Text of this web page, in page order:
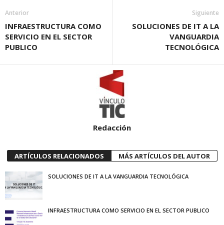
Anterior
INFRAESTRUCTURA COMO
SERVICIO EN EL SECTOR
PUBLICO
Siguiente
SOLUCIONES DE IT A LA
VANGUARDIA
TECNOLÓGICA
Redacción
ARTÍCULOS RELACIONADOS MÁS ARTÍCULOS DEL AUTOR
SOLUCIONES DE IT A LA VANGUARDIA TECNOLÓGICA
INFRAESTRUCTURA COMO SERVICIO EN EL SECTOR PUBLICO